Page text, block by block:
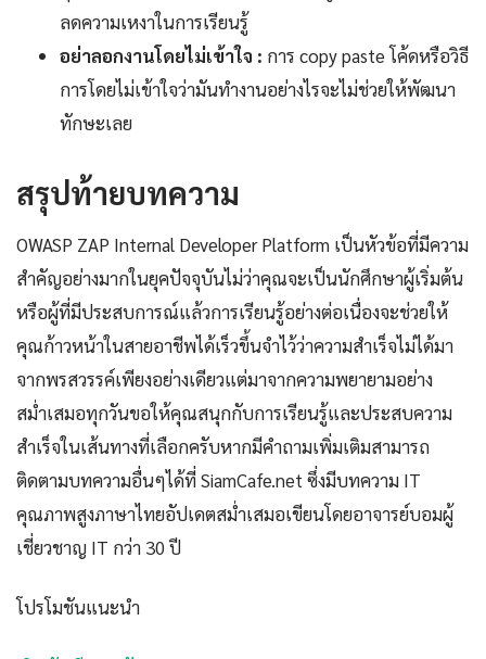
ลดความเหงาในการเรียนรู้
อย่าลอกงานโดยไม่เข้าใจ : การ copy paste โค้ดหรือวิธี
การโดยไม่เข้าใจว่ามันทำงานอย่างไรจะไม่ช่วยให้พัฒนา
ทักษะเลย
สรุปท้ายบทความ
OWASP ZAP Internal Developer Platform เป็นหัวข้อที่มีความ
สำคัญอย่างมากในยุคปัจจุบันไม่ว่าคุณจะเป็นนักศึกษาผู้เริ่มต้น
หรือผู้ที่มีประสบการณ์แล้วการเรียนรู้อย่างต่อเนื่องจะช่วยให้
คุณก้าวหน้าในสายอาชีพได้เร็วขึ้นจำไว้ว่าความสำเร็จไม่ได้มา
จากพรสวรรค์เพียงอย่างเดียวแต่มาจากความพยายามอย่าง
สม่ำเสมอทุกวันขอให้คุณสนุกกับการเรียนรู้และประสบความ
สำเร็จในเส้นทางที่เลือกครับหากมีคำถามเพิ่มเติมสามารถ
ติดตามบทความอื่นๆได้ที่ SiamCafe.net ซึ่งมีบทความ IT
คุณภาพสูงภาษาไทยอัปเดตสม่ำเสมอเขียนโดยอาจารย์บอมผู้
เชี่ยวชาญ IT กว่า 30 ปี
โปรโมชันแนะนำ